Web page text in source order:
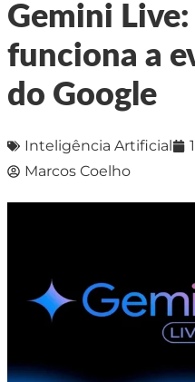
Gemini
funciona a
do Google
Inteligência Artificial
Marcos Coelho